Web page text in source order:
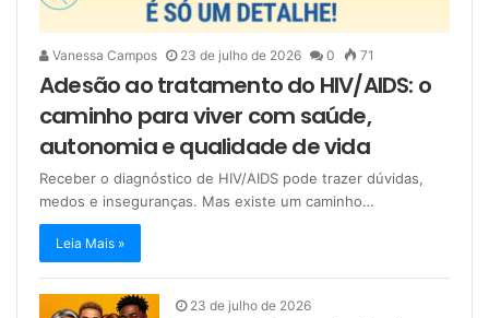
Vanessa Campos 23 de julho de 2026 0 71
Adesão ao tratamento do HIV/AIDS: o
caminho para viver com saúde,
autonomia e qualidade de vida
Receber o diagnóstico de HIV/AIDS pode trazer dúvidas,
medos e inseguranças. Mas existe um caminho…
Leia Mais »
23 de julho de 2026